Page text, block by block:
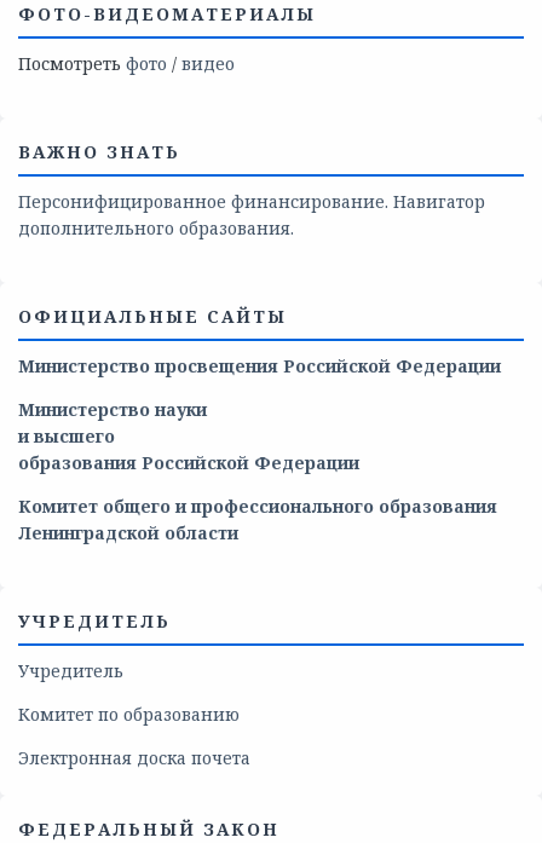
ФОТО-ВИДЕОМАТЕРИАЛЫ
Посмотреть фото / видео
ВАЖНО ЗНАТЬ
Персонифицированное финансирование. Навигатор
дополнительного образования.
ОФИЦИАЛЬНЫЕ САЙТЫ
Министерство просвещения Российской Федерации
Министерство науки
и высшего
образования Российской Федерации
Комитет общего и профессионального образования
Ленинградской области
УЧРЕДИТЕЛЬ
Учредитель
Комитет по образованию
Электронная доска почета
ФЕДЕРАЛЬНЫЙ ЗАКОН